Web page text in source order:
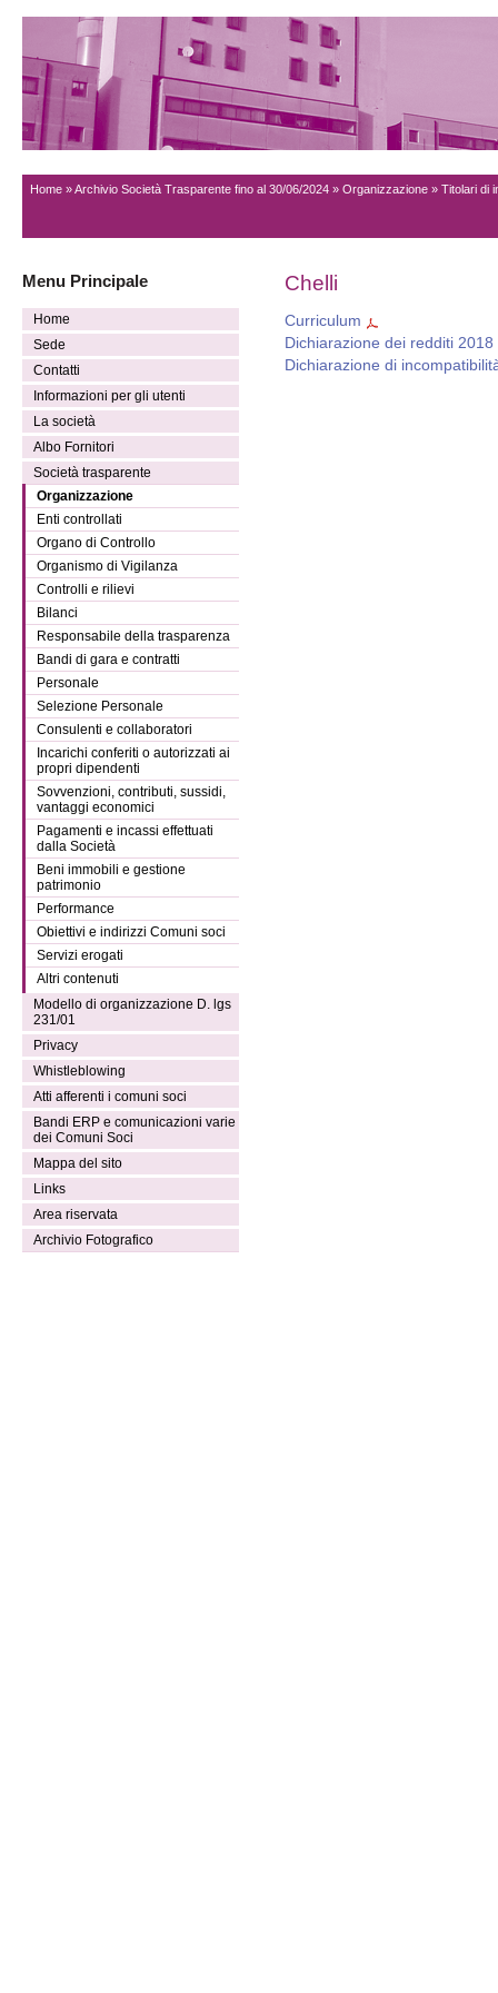
Home »Archivio Società Trasparente fino al 30/06/2024 » Organizzazione » Titolari di
Menu Principale
Home
Sede
Contatti
Informazioni per gli utenti
La società
Albo Fornitori
Società trasparente
Organizzazione
Enti controllati
Organo di Controllo
Organismo di Vigilanza
Controlli e rilievi
Bilanci
Responsabile della trasparenza
Bandi di gara e contratti
Personale
Selezione Personale
Consulenti e collaboratori
Incarichi conferiti o autorizzati ai
propri dipendenti
Sovvenzioni, contributi, sussidi,
vantaggi economici
Pagamenti e incassi effettuati
dalla Società
Beni immobili e gestione
patrimonio
Performance
Obiettivi e indirizzi Comuni soci
Servizi erogati
Altri contenuti
Modello di organizzazione D. lgs
231/01
Privacy
Whistleblowing
Atti afferenti i comuni soci
Bandi ERP e comunicazioni varie
dei Comuni Soci
Mappa del sito
Links
Area riservata
Archivio Fotografico
Chelli
Curriculum
Dichiarazione dei redditi 2018
Dichiarazione di